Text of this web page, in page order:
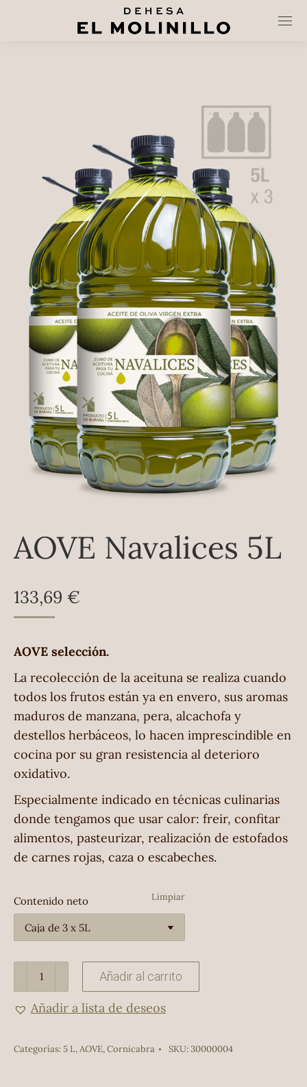
AOVE Navalices 5L
133,69 €
AOVE selección.
La recolección de la aceituna se realiza cuando
todos los frutos están ya en envero, sus aromas
maduros de manzana, pera, alcachofa y
destellos herbáceos, lo hacen imprescindible en
cocina por su gran resistencia al deterioro
oxidativo.
Especialmente indicado en técnicas culinarias
donde tengamos que usar calor: freir, confitar
alimentos, pasteurizar, realización de estofados
de carnes rojas, caza o escabeches.
Contenido neto Limpiar
AOVE
Navalices
5L
Añadir al carrito
Añadir a lista de deseos
Categorías:5 L,AOVE,Cornicabra SKU:30000004